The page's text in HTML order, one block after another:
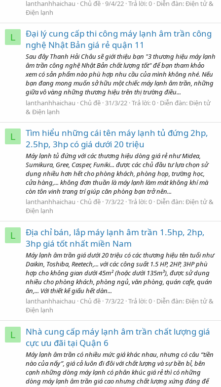
lanthanhhaichau
Chủ đề 9/4/22 Trả lời: 0 Diễn đàn:Điện tử &
Điện lạnh
L
Đại lý cung cấp thi công máy lạnh âm trần công
nghệ Nhật Bản giá rẻ quận 11
Sau đây Thanh Hải Châu sẽ giới thiệu bạn "3 thương hiệu máy lạnh
âm trần công nghệ Nhật Bản chất lượng tốt" để bạn tham khảo
xem có sản phẩm nào phù hợp nhu cầu của mình không nhé. Nếu
bạn đang mong muốn sở hữu một chiếc máy lạnh âm trần, những
giữa vô vàng những thương hiệu trên thị trường điều...
lanthanhhaichau
Chủ đề 31/3/22 Trả lời: 0 Diễn đàn:Điện tử
& Điện lạnh
L
Tìm hiểu những cái tên máy lạnh tủ đứng 2hp,
2.5hp, 3hp có giá dưới 20 triệu
Máy lạnh tủ đứng với các thương hiệu dòng giá rẻ như Midea,
Sumikura, Gree, Casper, Funiki... được các chủ đầu tư lựa chọn sử
dụng nhiều hơn hết cho phòng khách, phòng họp, trường học,
cửa hàng,... không đơn thuần là máy lạnh làm mát không khí mà
còn tôn vinh trang trí giúp căn phòng bạn trở nên...
lanthanhhaichau
Chủ đề 7/3/22 Trả lời: 0 Diễn đàn:Điện tử &
Điện lạnh
L
Địa chỉ bán, lắp máy lạnh âm trần 1.5hp, 2hp,
3hp giá tốt nhất miền Nam
Máy lạnh âm trần giá dưới 20 triệu có các thương hiệu tên tuổi như
Daikin, Toshiba, Reetech,... với các công suất 1.5 HP, 2HP, 3HP phù
hợp cho không gian dưới 45m² (hoặc dưới 135m³), được sử dụng
nhiều cho phòng khách, phòng ngủ, văn phòng, quán cafe, quán
ăn,... Với thiết kế giấu hết dàn...
lanthanhhaichau
Chủ đề 7/3/22 Trả lời: 0 Diễn đàn:Điện tử &
Điện lạnh
L
Nhà cung cấp máy lạnh âm trần chất lượng giá
cực ưu đãi tại Quận 6
Máy lạnh âm trần có nhiều mức giá khác nhau, nhưng có câu “tiền
nào của nấy”, giá cả luôn đi đôi với chất lượng và sự bền bỉ, bên
cạnh những dòng máy lạnh có phân khúc giá rẻ thì có những
dòng máy lạnh âm trần giá cao nhưng chất lượng xứng đáng để